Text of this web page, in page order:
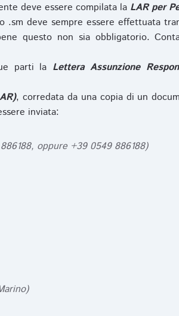
deve essere compilata la LAR per
.sm deve sempre essere effettuata
questo non sia obbligatorio.
parti la Lettera Assunzione
, corredata da una copia di un
inviata:
oppure +39 0549 886188)